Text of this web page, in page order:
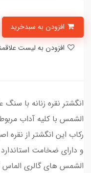
انگشتر نقره زنانه با
و دارای ضخامت
الشمس های گالری الماس